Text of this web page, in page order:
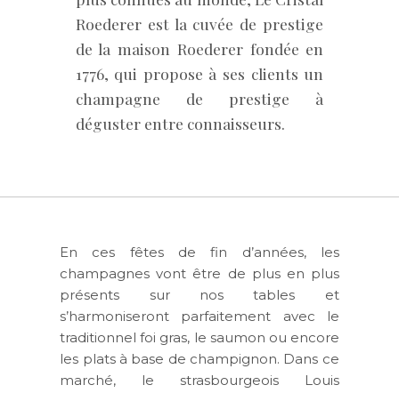
Roederer est la cuvée de prestige
de la maison Roederer fondée en
1776, qui propose à ses clients un
champagne de prestige à
déguster entre connaisseurs.
En ces fêtes de fin d’années, les
champagnes vont être de plus en plus
présents sur nos tables et
s’harmoniseront parfaitement avec le
traditionnel foi gras, le saumon ou encore
les plats à base de champignon. Dans ce
marché, le strasbourgeois Louis